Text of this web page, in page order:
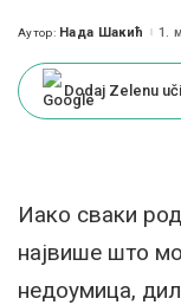
Posted
Аутор: Нада Шакић 1.
Dodaj Zelenu
Иако сваки
највише што
недоумица,